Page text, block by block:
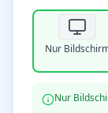
Nur
Nur